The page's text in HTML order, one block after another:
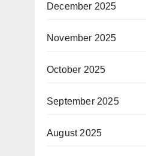
December 2025
November 2025
October 2025
September 2025
August 2025